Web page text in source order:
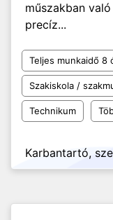
műszakban
precíz...
Teljes munkaidő 8
Szakiskola /
Technikum
Karbantartó,